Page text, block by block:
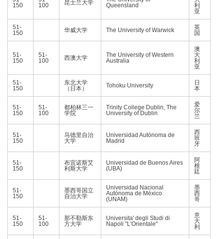
150
100
昆士兰大学
Queensland
利
亚
51-
150
华威大学 The University of Warwick
英
国
51-
150
51-
100
西澳大学
The University of Western
Australia
澳
大
利
亚
51-
150
东北大学
（日本）
Tohoku University
日
本
51-
150
51-
100
都柏林三一
学院
Trinity College Dublin, The
University of Dublin
爱
尔
兰
51-
150
马德里自治
大学
Universidad Autónoma de
Madrid
西
班
牙
51-
150
布宜诺斯艾
利斯大学
Universidad de Buenos Aires
(UBA)
阿
根
廷
51-
150
墨西哥国立
自治大学
Universidad Nacional
Autónoma de México
(UNAM)
墨
西
哥
51-
150
51-
100
那不勒斯东
方大学
Universita' degli Studi di
Napoli "L'Orientale"
意
大
利